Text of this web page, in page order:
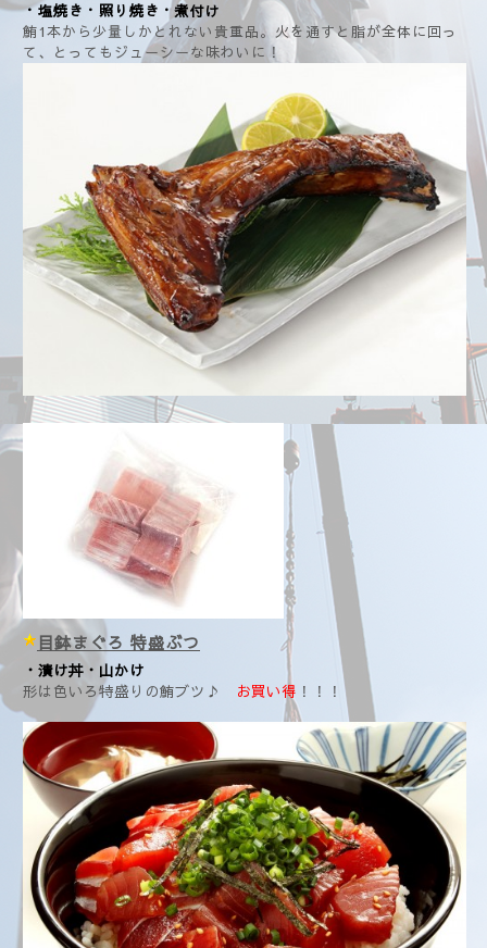
・塩焼き・照り焼き・煮付け
鮪1本から少量しかとれない貴重品。火を通すと脂が全体に回っ
て、とってもジューシーな味わいに！
目鉢まぐろ 特盛ぶつ
・漬け丼・山かけ
形は色いろ特盛りの鮪ブツ♪
お買い得 ！！！